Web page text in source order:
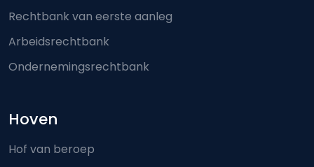
Rechtbank van eerste aanleg
Arbeidsrechtbank
Ondernemingsrechtbank
Hoven
Hof van beroep